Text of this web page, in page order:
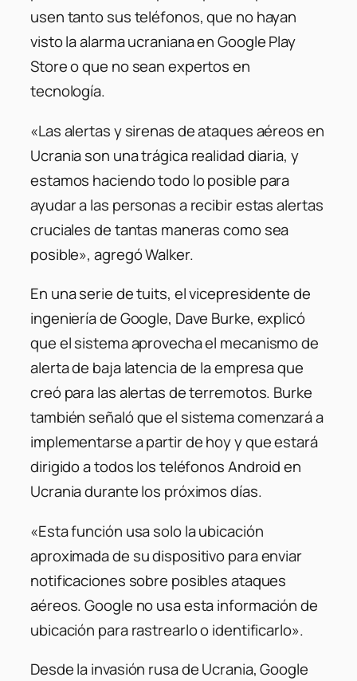
usen tanto sus teléfonos, que no hayan
visto la alarma ucraniana en Google Play
Store o que no sean expertos en
tecnología.
«Las alertas y sirenas de ataques aéreos en
Ucrania son una trágica realidad diaria, y
estamos haciendo todo lo posible para
ayudar a las personas a recibir estas alertas
cruciales de tantas maneras como sea
posible», agregó Walker.
En una serie de tuits, el vicepresidente de
ingeniería de Google, Dave Burke, explicó
que el sistema aprovecha el mecanismo de
alerta de baja latencia de la empresa que
creó para las alertas de terremotos. Burke
también señaló que el sistema comenzará a
implementarse a partir de hoy y que estará
dirigido a todos los teléfonos Android en
Ucrania durante los próximos días.
«Esta función usa solo la ubicación
aproximada de su dispositivo para enviar
notificaciones sobre posibles ataques
aéreos. Google no usa esta información de
ubicación para rastrearlo o identificarlo».
Desde la invasión rusa de Ucrania, Google